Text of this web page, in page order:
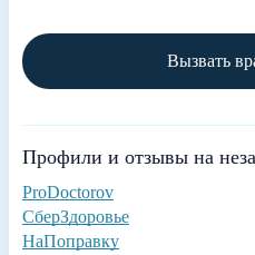
Вызвать
Профили и отзывы на
ProDoctorov
СберЗдоровье
НаПоправку